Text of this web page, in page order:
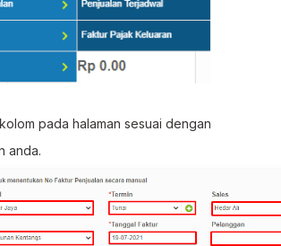
pada halaman sesuai dengan
anda.